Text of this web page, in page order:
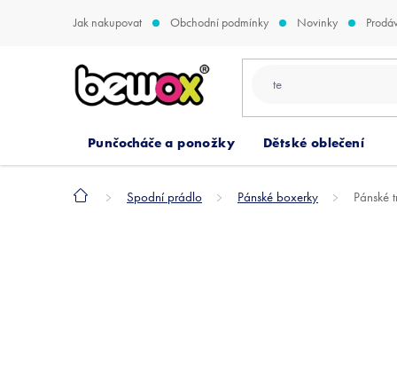
Jak nakupovat Obchodní podmínky Novinky
Punčocháče a ponožky Dětské oblečení
Domů Spodní prádlo Pánské boxerky Pánské